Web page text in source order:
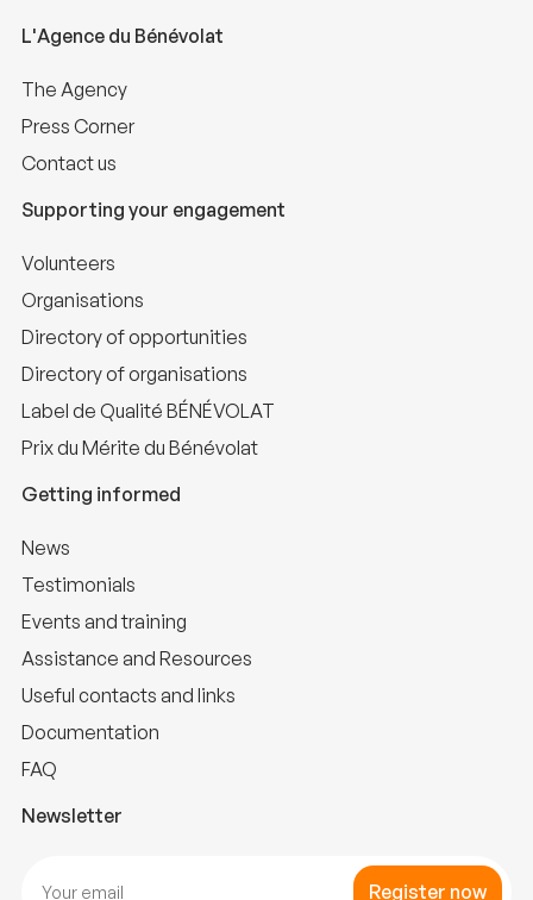
L'Agence du Bénévolat
The Agency
Press Corner
Contact us
Supporting your engagement
Volunteers
Organisations
Directory of opportunities
Directory of organisations
Label de Qualité BÉNÉVOLAT
Prix du Mérite du Bénévolat
Getting informed
News
Testimonials
Events and training
Assistance and Resources
Useful contacts and links
Documentation
FAQ
Newsletter
Register now